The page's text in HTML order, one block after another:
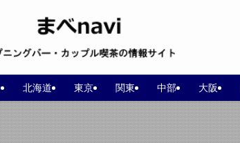
北海道 東京 関東 中部 大阪